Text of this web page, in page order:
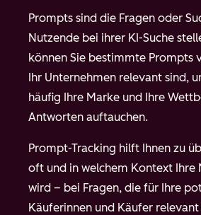
Prompts sind die Fragen oder
Nutzende bei ihrer KI-Suche
können Sie bestimmte Prompts
Ihr Unternehmen relevant sind,
häufig Ihre Marke und Ihre
Antworten auftauchen.
Prompt-Tracking hilft Ihnen zu
oft und in welchem Kontext Ihre
wird – bei Fragen, die für Ihre
Käuferinnen und Käufer relevant